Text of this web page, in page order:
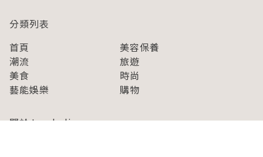
分類列表
首頁
美容保養
潮流
旅遊
美食
時尚
藝能娛樂
購物
關於Japaholic